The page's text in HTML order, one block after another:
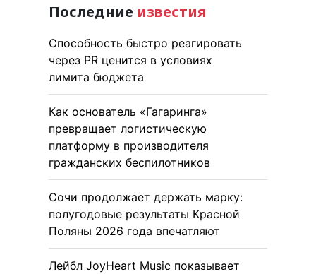
Последние известия
Способность быстро реагировать
через PR ценится в условиях
лимита бюджета
Как основатель «Гагаринга»
превращает логистическую
платформу в производителя
гражданских беспилотников
Сочи продолжает держать марку:
полугодовые результаты Красной
Поляны 2026 года впечатляют
Лейбл JoyHeart Music показывает